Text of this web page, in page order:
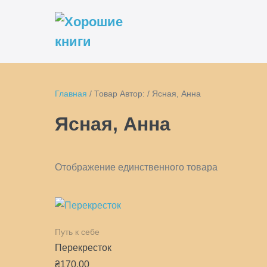
содержимому
Главная / Товар Автор: / Ясная, Анна
Ясная, Анна
Отображение единственного товара
Путь к себе
Перекресток
₴170.00